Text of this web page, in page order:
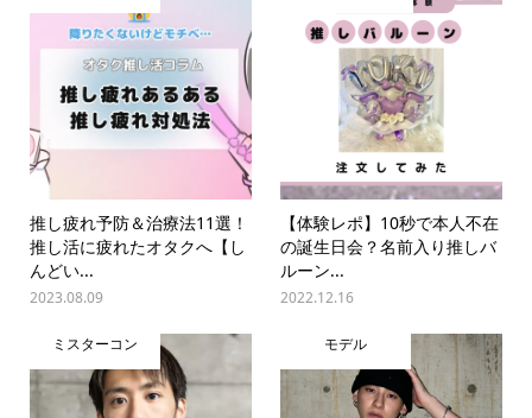
推し疲れ予防＆治療法11選！
推し活に疲れたオタクへ【し
んどい...
2023.08.09
【体験レポ】10秒で本人不在
の誕生日会？名前入り推しバ
ルーン...
2022.12.16
ミスターコン モデル